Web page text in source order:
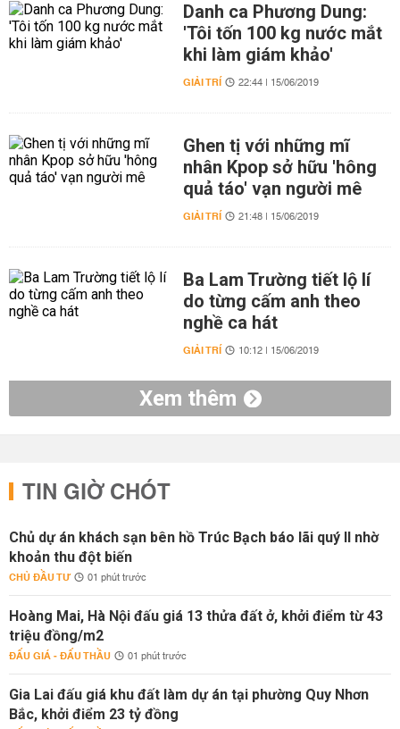
Danh ca Phương Dung:
'Tôi tốn 100 kg nước mắt
khi làm giám khảo'
GIẢI TRÍ 22:44 | 15/06/2019
Ghen tị với những mĩ
nhân Kpop sở hữu 'hông
quả táo' vạn người mê
GIẢI TRÍ 21:48 | 15/06/2019
Ba Lam Trường tiết lộ lí
do từng cấm anh theo
nghề ca hát
GIẢI TRÍ 10:12 | 15/06/2019
Xem thêm
TIN GIỜ CHÓT
Chủ dự án khách sạn bên hồ Trúc Bạch báo lãi quý II nhờ
khoản thu đột biến
CHỦ ĐẦU TƯ 01 phút trước
Hoàng Mai, Hà Nội đấu giá 13 thửa đất ở, khởi điểm từ 43
triệu đồng/m2
ĐẤU GIÁ - ĐẤU THẦU 01 phút trước
Gia Lai đấu giá khu đất làm dự án tại phường Quy Nhơn
Bắc, khởi điểm 23 tỷ đồng